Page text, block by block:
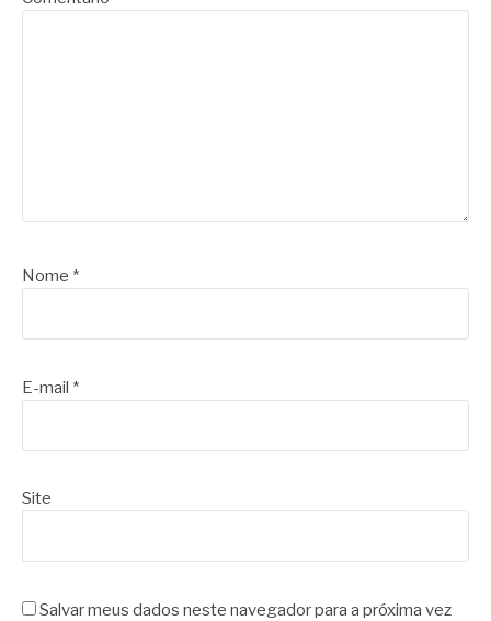
Nome *
E-mail *
Site
Salvar meus dados neste navegador para a próxima vez